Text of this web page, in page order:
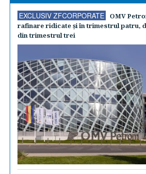
EXCLUSIV ZFCORPORATE
OMV
rafinare ridicate şi în trimestrul patru,
din trimestrul trei